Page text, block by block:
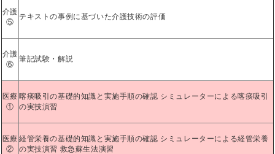
介護
⑤
テキストの事例に基づいた介護技術の評価
介護
⑥
筆記試験・解説
医療
①
喀痰吸引の基礎的知識と実施手順の確認 シミュレーターによる喀痰吸引
の実技演習
医療
②
経管栄養の基礎的知識と実施手順の確認 シミュレーターによる経管栄養
の実技演習 救急蘇生法演習